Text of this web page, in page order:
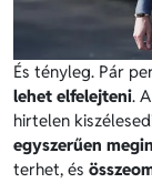
És tényleg. Pár
lehet elfelejteni.
hirtelen
egyszerűen
terhet, és